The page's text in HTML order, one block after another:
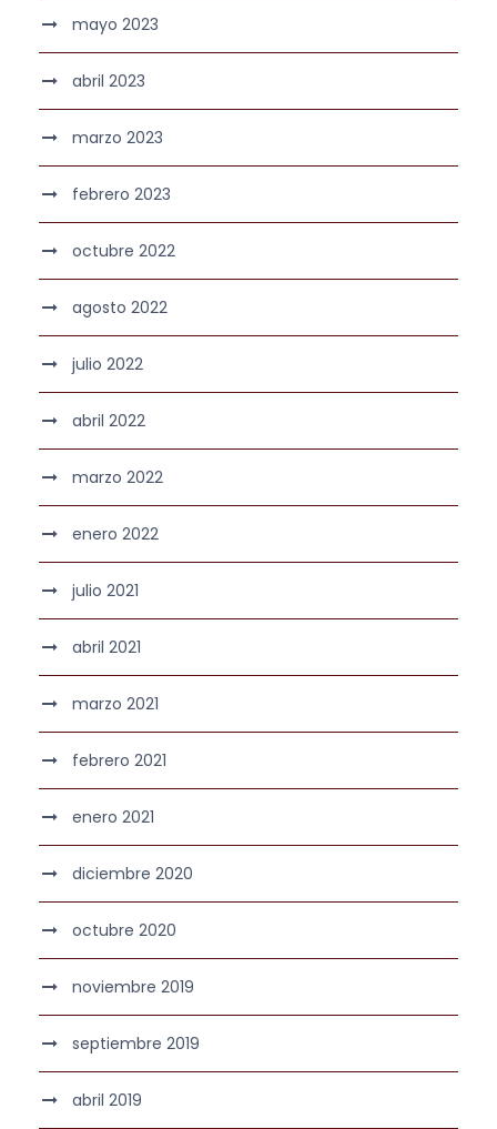
mayo 2023
abril 2023
marzo 2023
febrero 2023
octubre 2022
agosto 2022
julio 2022
abril 2022
marzo 2022
enero 2022
julio 2021
abril 2021
marzo 2021
febrero 2021
enero 2021
diciembre 2020
octubre 2020
noviembre 2019
septiembre 2019
abril 2019